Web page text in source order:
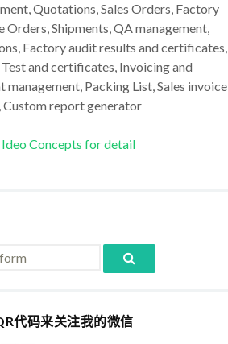
Quotations, Sales Orders, Factory
Orders, Shipments, QA management,
Factory audit results and certificates,
and certificates, Invoicing and
management, Packing List, Sales invoice,
Custom report generator
Concepts for detail
代码来关注我的微信